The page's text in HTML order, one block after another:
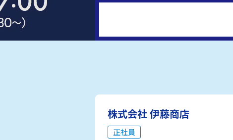
株式会社 伊藤商店
正社員